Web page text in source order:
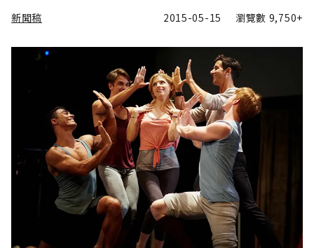
新聞稿 2015-05-15 瀏覽數 9,750+